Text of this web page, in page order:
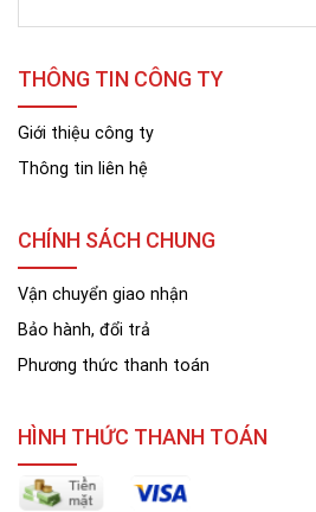
THÔNG TIN CÔNG TY
Giới thiệu công ty
Thông tin liên hệ
CHÍNH SÁCH CHUNG
Vận chuyển giao nhận
Bảo hành, đổi trả
Phương thức thanh toán
HÌNH THỨC THANH TOÁN